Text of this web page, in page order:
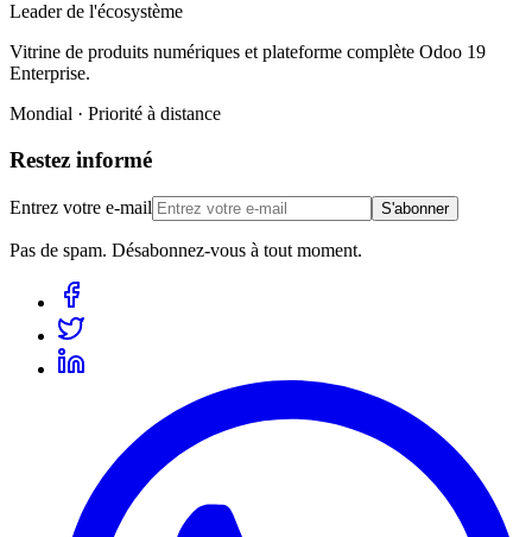
Leader de l'écosystème
Vitrine de produits numériques et plateforme complète Odoo 19
Enterprise.
Mondial · Priorité à distance
Restez informé
Entrez votre e-mail S'abonner
Pas de spam. Désabonnez-vous à tout moment.